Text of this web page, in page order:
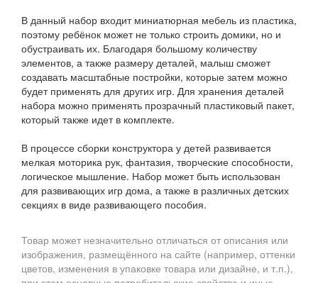
В данный набор входит миниатюрная мебель из пластика,
поэтому ребёнок может не только строить домики, но и
обустраивать их. Благодаря большому количеству
элементов, а также размеру деталей, малыш сможет
создавать масштабные постройки, которые затем можно
будет применять для других игр. Для хранения деталей
набора можно применять прозрачный пластиковый пакет,
который также идет в комплекте.
В процессе сборки конструктора у детей развивается
мелкая моторика рук, фантазия, творческие способности,
логическое мышление. Набор может быть использован
для развивающих игр дома, а также в различных детских
секциях в виде развивающего пособия.
Товар может незначительно отличаться от описания или
изображения, размещённого на сайте (например, оттенки
цветов, изменения в упаковке товара или дизайне, и т.п.),